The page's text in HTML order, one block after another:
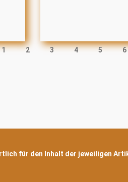
1 2 3 4 5
6
für den Inhalt der jeweiligen